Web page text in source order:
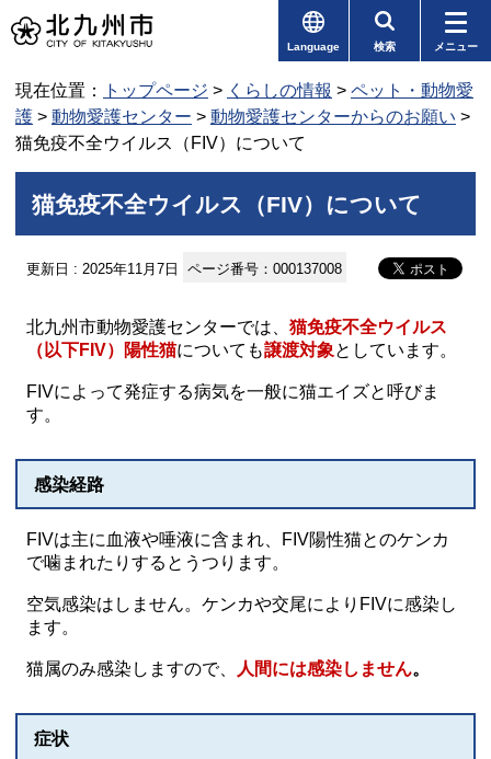
Language 検索 メニュー
現在位置： トップページ > くらしの情報 > ペット・動物愛
護 > 動物愛護センター > 動物愛護センターからのお願い >
猫免疫不全ウイルス（FIV）について
猫免疫不全ウイルス（FIV）について
更新日 : 2025年11月7日 ページ番号：000137008
北九州市動物愛護センターでは、 猫免疫不全ウイルス
（以下FIV）陽性猫についても譲渡対象としています。
FIVによって発症する病気を一般に猫エイズと呼びま
す。
感染経路
FIVは主に血液や唾液に含まれ、FIV陽性猫とのケンカ
で噛まれたりするとうつります。
空気感染はしません。ケンカや交尾によりFIVに感染し
ます。
猫属のみ感染しますので、 人間には感染しません。
症状